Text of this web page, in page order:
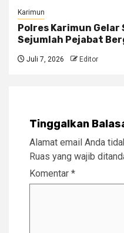
Karimun
Polres Karimun
Sejumlah Pejabat
Juli 7, 2026 Editor
Tinggalkan
Alamat email Anda
Ruas yang wajib
Komentar *